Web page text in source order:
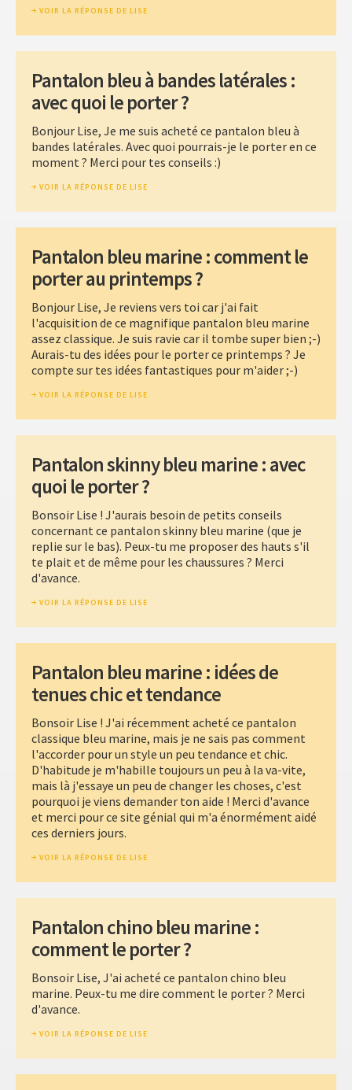
VOIR LA RÉPONSE DE LISE
Pantalon bleu à bandes latérales :
avec quoi le porter ?
Bonjour Lise, Je me suis acheté ce pantalon bleu à
bandes latérales. Avec quoi pourrais-je le porter en ce
moment ? Merci pour tes conseils :)
VOIR LA RÉPONSE DE LISE
Pantalon bleu marine : comment le
porter au printemps ?
Bonjour Lise, Je reviens vers toi car j'ai fait
l'acquisition de ce magnifique pantalon bleu marine
assez classique. Je suis ravie car il tombe super bien ;-)
Aurais-tu des idées pour le porter ce printemps ? Je
compte sur tes idées fantastiques pour m'aider ;-)
VOIR LA RÉPONSE DE LISE
Pantalon skinny bleu marine : avec
quoi le porter ?
Bonsoir Lise ! J'aurais besoin de petits conseils
concernant ce pantalon skinny bleu marine (que je
replie sur le bas). Peux-tu me proposer des hauts s'il
te plait et de même pour les chaussures ? Merci
d'avance.
VOIR LA RÉPONSE DE LISE
Pantalon bleu marine : idées de
tenues chic et tendance
Bonsoir Lise ! J'ai récemment acheté ce pantalon
classique bleu marine, mais je ne sais pas comment
l'accorder pour un style un peu tendance et chic.
D'habitude je m'habille toujours un peu à la va-vite,
mais là j'essaye un peu de changer les choses, c'est
pourquoi je viens demander ton aide ! Merci d'avance
et merci pour ce site génial qui m'a énormément aidé
ces derniers jours.
VOIR LA RÉPONSE DE LISE
Pantalon chino bleu marine :
comment le porter ?
Bonsoir Lise, J'ai acheté ce pantalon chino bleu
marine. Peux-tu me dire comment le porter ? Merci
d'avance.
VOIR LA RÉPONSE DE LISE